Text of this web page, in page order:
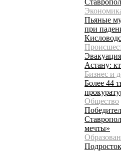
Пьяные
при
Астану:
Бизнес и
Более 44
Общество
мечты»